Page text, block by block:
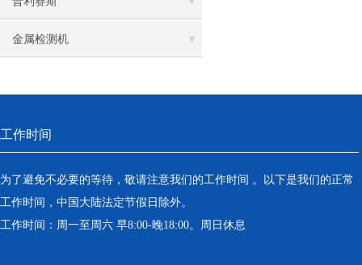
金属检测机
工作时间
为了避免不必要的等待，敬请注意我们的工作时间 。以下是我们的正常
工作时间，中国大陆法定节假日除外。
工作时间：周一至周六 早8:00-晚18:00。周日休息